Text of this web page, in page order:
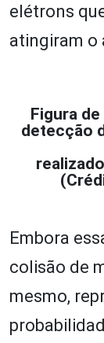
elétrons
atingiram o
Figura
detecção
Embora
colisão de
mesmo,